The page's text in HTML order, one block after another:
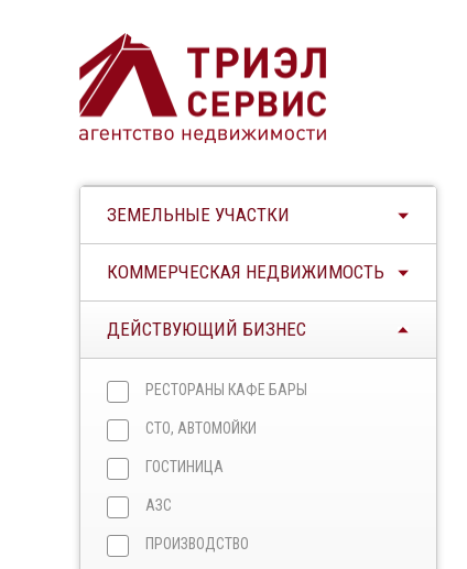
ЗЕМЕЛЬНЫЕ УЧАСТКИ
КОММЕРЧЕСКАЯ НЕДВИЖИМОСТЬ
ДЕЙСТВУЮЩИЙ БИЗНЕС
РЕСТОРАНЫ КАФЕ БАРЫ
СТО, АВТОМОЙКИ
ГОСТИНИЦА
АЗС
ПРОИЗВОДСТВО